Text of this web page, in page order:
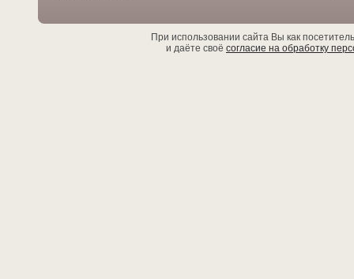
При использовании сайта Вы как
и даёте своё согласие на обработку